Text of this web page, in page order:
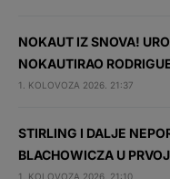
NOKAUT IZ SNOVA!
NOKAUTIRAO
1. KOLOVOZA 2026. 21:37
STIRLING I DALJE
BLACHOWICZA U
1. KOLOVOZA 2026. 21:10